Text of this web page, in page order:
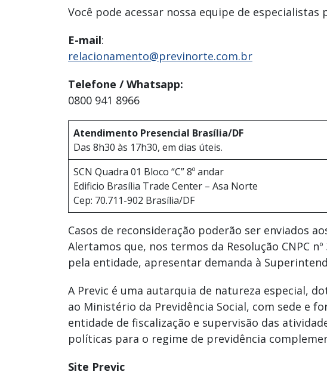
Você pode acessar nossa equipe de especialistas
E-mail:
relacionamento@previnorte.com.br
Telefone / Whatsapp:
0800 941 8966
Atendimento Presencial Brasília/DF
Das 8h30 às 17h30, em dias úteis.
SCN Quadra 01 Bloco “C” 8º andar
Edificio Brasília Trade Center – Asa Norte
Cep: 70.711-902 Brasília/DF
Casos de reconsideração poderão ser enviados
Alertamos que, nos termos da Resolução CNPC
pela entidade, apresentar demanda à
A Previc é uma autarquia de natureza especial,
ao Ministério da Previdência Social, com sede e
entidade de fiscalização e supervisão das
políticas para o regime de previdência
Site Previc